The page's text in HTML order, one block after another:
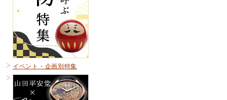
イベント・企画別特集